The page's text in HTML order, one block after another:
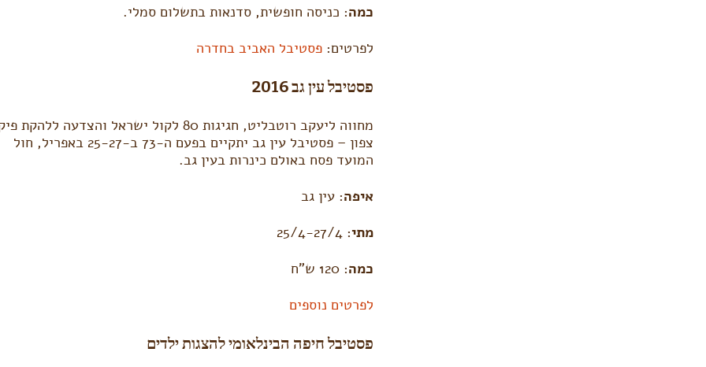
כמה: כניסה חופשית, סדנאות בתשלום סמלי.
לפרטים: פסטיבל האביב בחדרה
פסטיבל עין גב 2016
מחווה ליעקב רוטבליט, חגיגות 80 לקול ישראל והצדעה ללהקת
צפון – פסטיבל עין גב יתקיים בפעם ה-73 ב-25-27 באפריל, חול
המועד פסח באולם כינרות בעין גב.
איפה: עין גב
מתי: 25/4-27/4
כמה: 120 ש”ח
לפרטים נוספים
פסטיבל חיפה הבינלאומי להצגות ילדים